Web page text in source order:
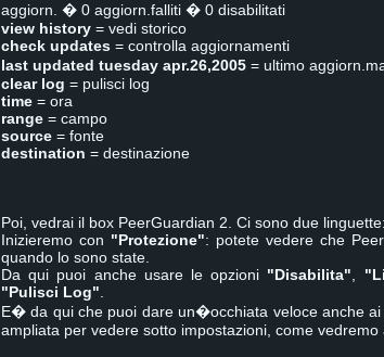
aggiorn. � 0 aggiorn.falliti � 0 disabilitati
view history = vedi storico
check updates = controlla aggiornamenti
last updated tuesday apr.26,2005 = ultimo
clear log = pulisci log
time = ora
range = campo
source = fonte
destination = destinazione
Poi, vedrai il box PeerGuardian 2. Ci sono due linguette:
Inizieremo con "Protezione": potete vedere che
quando lo sono state.
Da qui puoi anche usare le opzioni "Disabilita",
"Pulisci Log".
E� da qui che puoi dare un�occhiata veloce anche
ampliata per vedere sotto impostazioni, come vedremo